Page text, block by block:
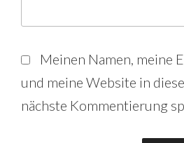
Meinen Namen, meine
und meine Website in
nächste Kommentierung